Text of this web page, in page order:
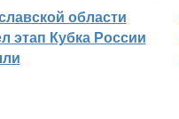
области
этап Кубка России